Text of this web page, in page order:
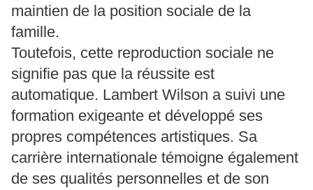
maintien de la position sociale de la
famille.
Toutefois, cette reproduction sociale ne
signifie pas que la réussite est
automatique. Lambert Wilson a suivi une
formation exigeante et développé ses
propres compétences artistiques. Sa
carrière internationale témoigne également
de ses qualités personnelles et de son